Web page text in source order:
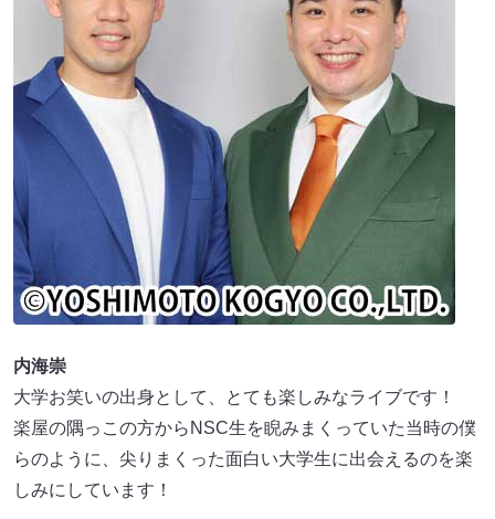
内海崇
大学お笑いの出身として、とても楽しみなライブです！
楽屋の隅っこの方からNSC生を睨みまくっていた当時の僕
らのように、尖りまくった面白い大学生に出会えるのを楽
しみにしています！